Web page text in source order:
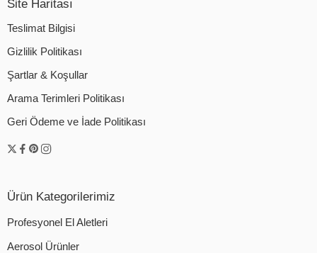
Site Haritası
Teslimat Bilgisi
Gizlilik Politikası
Şartlar & Koşullar
Arama Terimleri Politikası
Geri Ödeme ve İade Politikası
Ürün Kategorilerimiz
Profesyonel El Aletleri
Aerosol Ürünler